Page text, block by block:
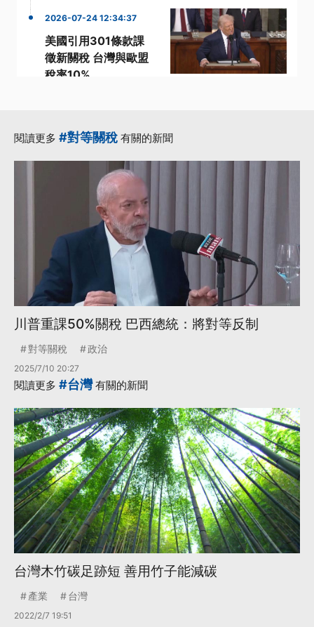
2026-07-24 12:34:37
美國引用301條款課
徵新關稅 台灣與歐盟
稅率10%
閱讀更多 #對等關稅 有關的新聞
川普重課50%關稅 巴西總統：將對等反制
對等關稅 政治
2025/7/10 20:27
閱讀更多 #台灣有關的新聞
台灣木竹碳足跡短 善用竹子能減碳
產業 台灣
2022/2/7 19:51